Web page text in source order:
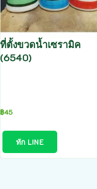
ที่ตั้งขวดน้ำเซรามิค
(6540)
฿45
ทัก LINE